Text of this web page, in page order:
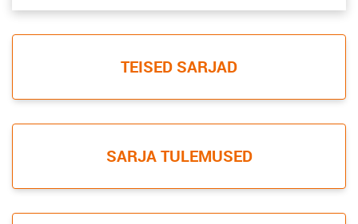
TEISED SARJAD
SARJA TULEMUSED